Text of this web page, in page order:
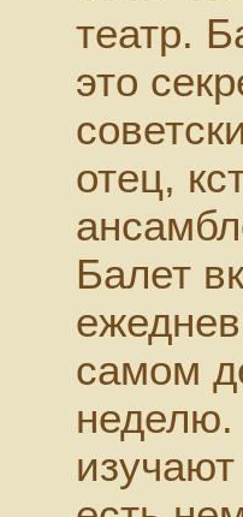
театр.
это
отец,
Балет
самом
неделю.